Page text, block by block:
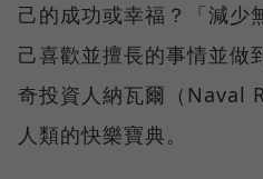
己的成功或幸福？「減少
己喜歡並擅長的事情並做
奇投資人納瓦爾（Naval
人類的快樂寶典。